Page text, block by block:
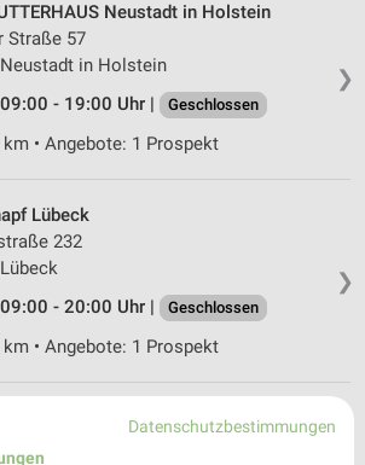
❯
Neustadt in Holstein
Straße 57
in Holstein
- 19:00 Uhr |
Geschlossen
km • Angebote: 1 Prospekt
❯
Lübeck
232
- 20:00 Uhr |
Geschlossen
km • Angebote: 1 Prospekt
Co. Bad SegebergDatenschutzbestimmungen